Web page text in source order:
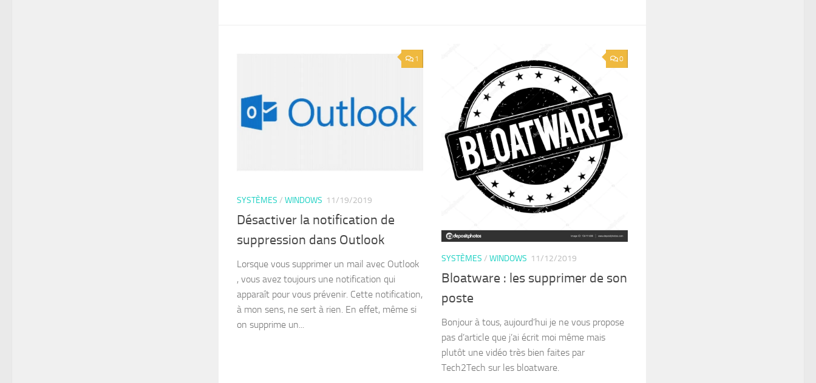
1
SYSTÈMES / WINDOWS 11/19/2019
Désactiver la notification de
suppression dans Outlook
Lorsque vous supprimer un mail avec Outlook
, vous avez toujours une notification qui
apparaît pour vous prévenir. Cette notification,
à mon sens, ne sert à rien. En effet, même si
on supprime un...
0
SYSTÈMES / WINDOWS 11/12/2019
Bloatware : les supprimer de son
poste
Bonjour à tous, aujourd’hui je ne vous propose
pas d’article que j’ai écrit moi même mais
plutôt une vidéo très bien faites par
Tech2Tech sur les bloatware.